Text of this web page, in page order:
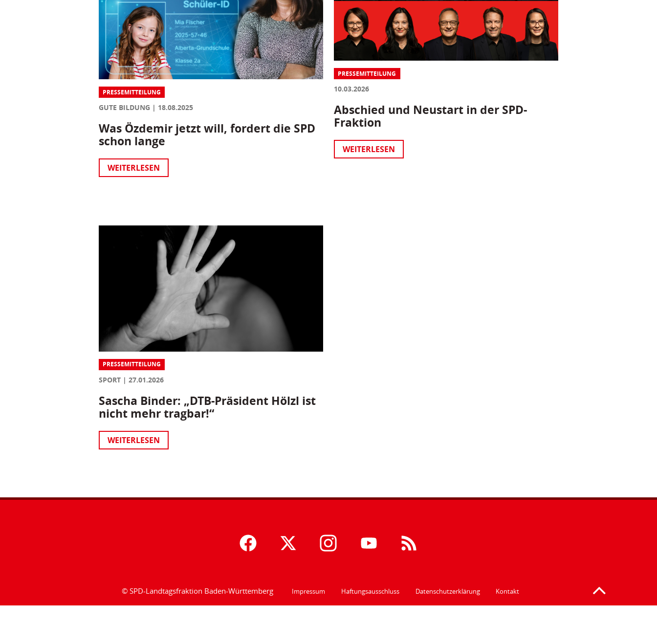
PRESSEMITTEILUNG
GUTE BILDUNG 18.08.2025
Was Özdemir jetzt will, fordert die SPD
schon lange
WEITERLESEN
PRESSEMITTEILUNG
10.03.2026
Abschied und Neustart in der SPD-
Fraktion
WEITERLESEN
PRESSEMITTEILUNG
SPORT 27.01.2026
Sascha Binder: „DTB-Präsident Hölzl ist
nicht mehr tragbar!“
WEITERLESEN
© SPD-Landtagsfraktion Baden-Württemberg Impressum Haftungsausschluss Datenschutzerklärung Kontakt